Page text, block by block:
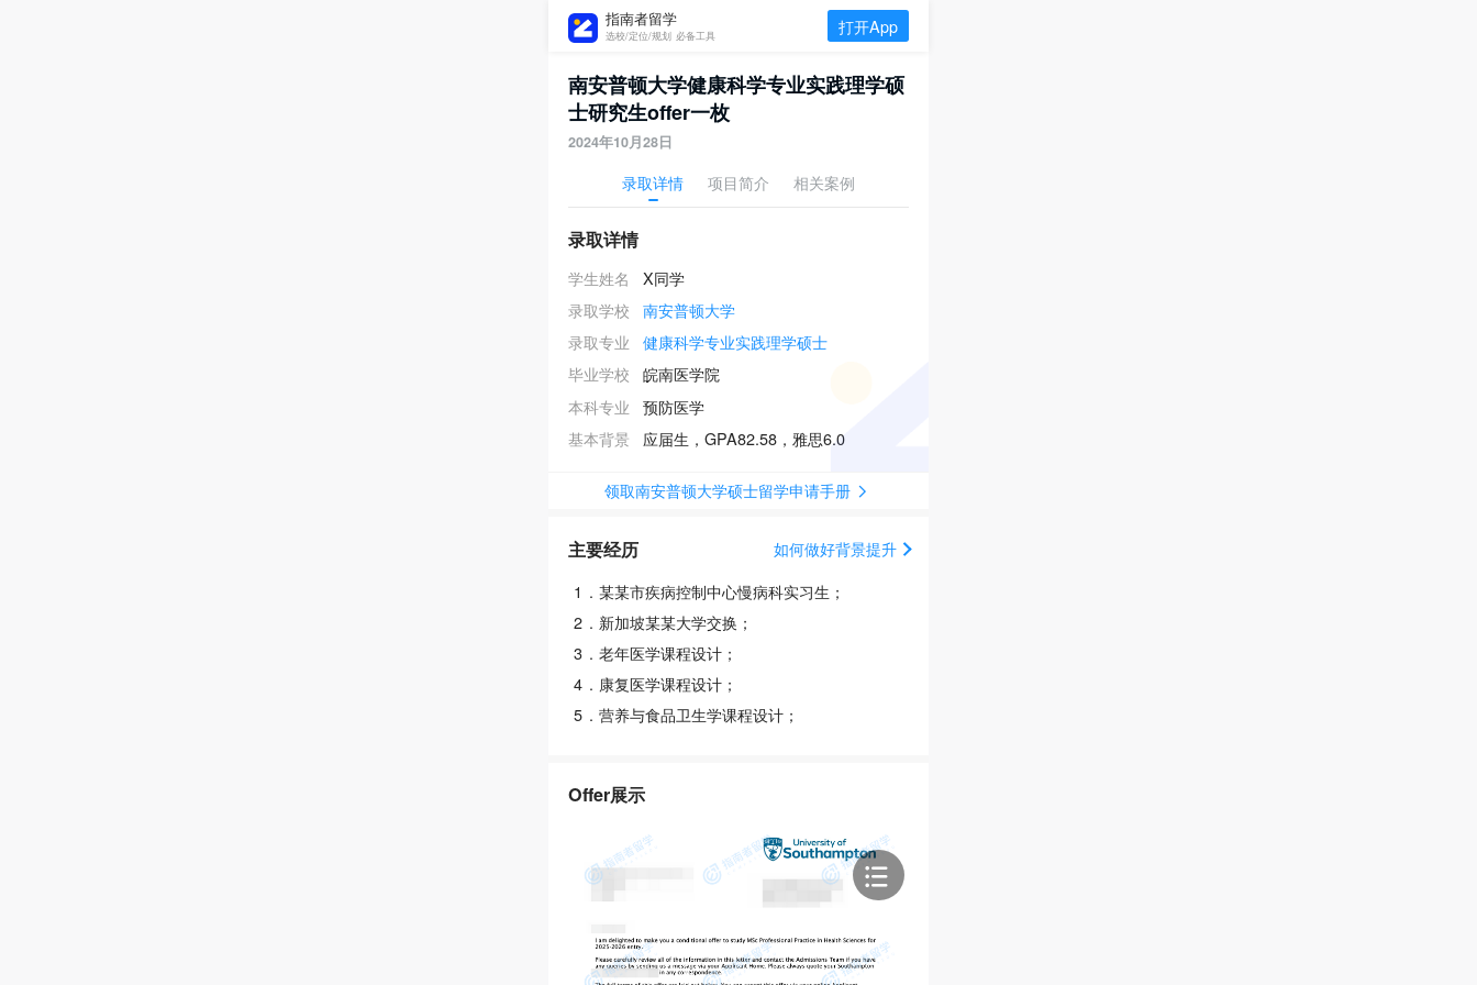
指南者留学
选校/定位/规划 必备工具 打开App
南安普顿大学健康科学专业实践理学硕
士研究生offer一枚
2024年10月28日
录取详情 项目简介 相关案例
录取详情
学生姓名
X同学
录取学校
南安普顿大学
录取专业
健康科学专业实践理学硕士
毕业学校
皖南医学院
本科专业
预防医学
基本背景
应届生，GPA82.58，雅思6.0
领取南安普顿大学硕士留学申请手册
主要经历
如何做好背景提升
1 . 某某市疾病控制中心慢病科实习生；
2 . 新加坡某某大学交换；
3 . 老年医学课程设计；
4 . 康复医学课程设计；
5 . 营养与食品卫生学课程设计；
Offer展示